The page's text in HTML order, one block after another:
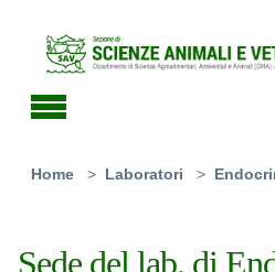
Home Laboratori
Sede del lab. di